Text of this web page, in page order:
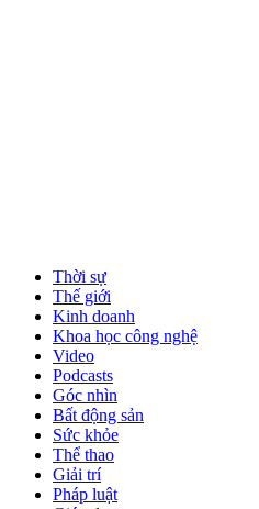
Thời sự
Thế giới
Kinh doanh
Khoa học công nghệ
Video
Podcasts
Góc nhìn
Bất động sản
Sức khỏe
Thể thao
Giải trí
Pháp luật